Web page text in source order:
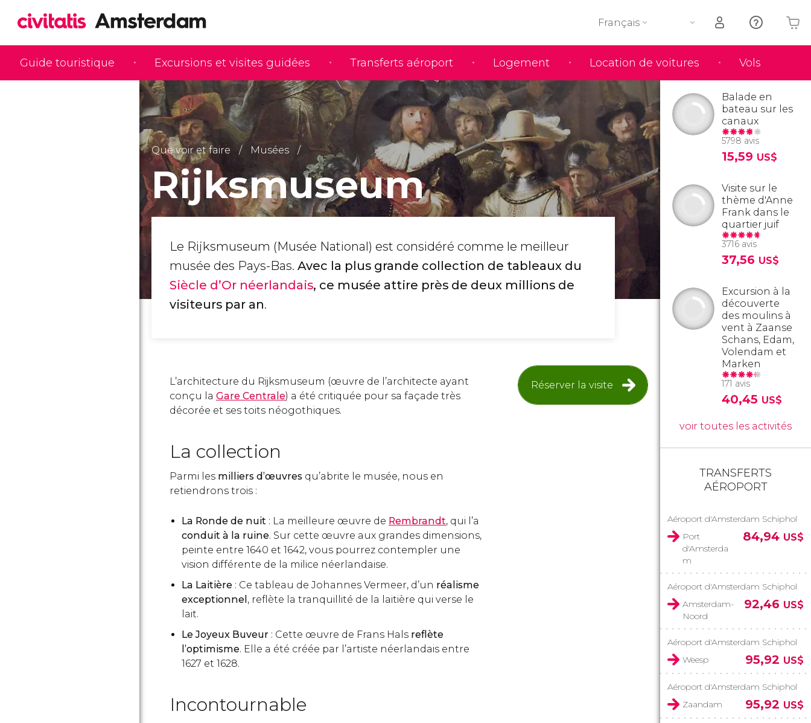
Guide touristique Excursions et visites guidées Transferts aéroport Logement Location de voitures Vols
Français
Votre panier est vide
Que voir et faire Musées
Rijksmuseum
Le Rijksmuseum (Musée National) est considéré comme le meilleur
musée des Pays-Bas. Avec la plus grande collection de tableaux du
Siècle d’Or néerlandais, ce musée attire près de deux millions de
visiteurs par an.
Réserver la visite
L’architecture du Rijksmuseum (œuvre de l’architecte ayant
conçu la Gare Centrale) a été critiquée pour sa façade très
décorée et ses toits néogothiques.
La collection
Parmi les milliers d’œuvres qu’abrite le musée, nous en
retiendrons trois :
La Ronde de nuit : La meilleure œuvre de Rembrandt, qui l’a
conduit à la ruine. Sur cette œuvre aux grandes dimensions,
peinte entre 1640 et 1642, vous pourrez contempler une
vision différente de la milice néerlandaise.
La Laitière : Ce tableau de Johannes Vermeer, d’un réalisme
exceptionnel , reflète la tranquillité de la laitière qui verse le
lait.
Le Joyeux Buveur : Cette œuvre de Frans Hals reflète
l’optimisme. Elle a été créée par l’artiste néerlandais entre
1627 et 1628.
Incontournable
Balade en
bateau sur les
canaux
5798 avis
15,59 US$
Visite sur le
thème d'Anne
Frank dans le
quartier juif
3716 avis
37,56 US$
Excursion à la
découverte
des moulins à
vent à Zaanse
Schans, Edam,
Volendam et
Marken
171 avis
40,45 US$
voir toutes les activités
TRANSFERTS
AÉROPORT
Aéroport d'Amsterdam Schiphol
Port
d'Amsterda
m
84,94 US$
Aéroport d'Amsterdam Schiphol
Amsterdam-
Noord
92,46 US$
Aéroport d'Amsterdam Schiphol
Weesp
95,92 US$
Aéroport d'Amsterdam Schiphol
Zaandam
95,92 US$